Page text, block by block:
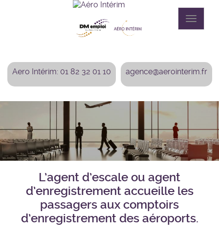
Aero Intérim: 01 82 32 01 10 agence@aerointerim.fr
Toggle
L’agent d’escale ou agent
d’enregistrement accueille les
passagers aux comptoirs
d’enregistrement des aéroports.